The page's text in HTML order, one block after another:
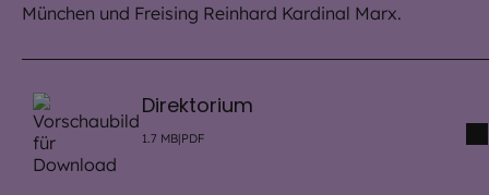
München und Freising Reinhard Kardinal Marx.
Direktorium
1.7 MB|PDF